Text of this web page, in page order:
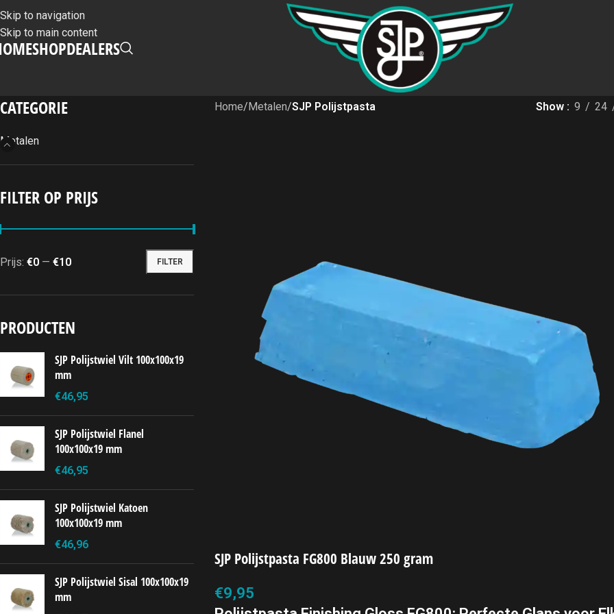
Skip to navigation
Skip to main content
SHOPDEALERS
CATEGORIE
Metalen
FILTER OP PRIJS
FILTER
Prijs: €0 — €10
PRODUCTEN
SJP Polijstwiel Vilt 100x100x19
mm
€46,95
SJP Polijstwiel Flanel
100x100x19 mm
€46,95
SJP Polijstwiel Katoen
100x100x19 mm
€46,96
SJP Polijstwiel Sisal 100x100x19
mm
Home/Metalen/SJP Polijstpasta Show 9 24
SJP Polijstpasta FG800 Blauw 250 gram
€9,95